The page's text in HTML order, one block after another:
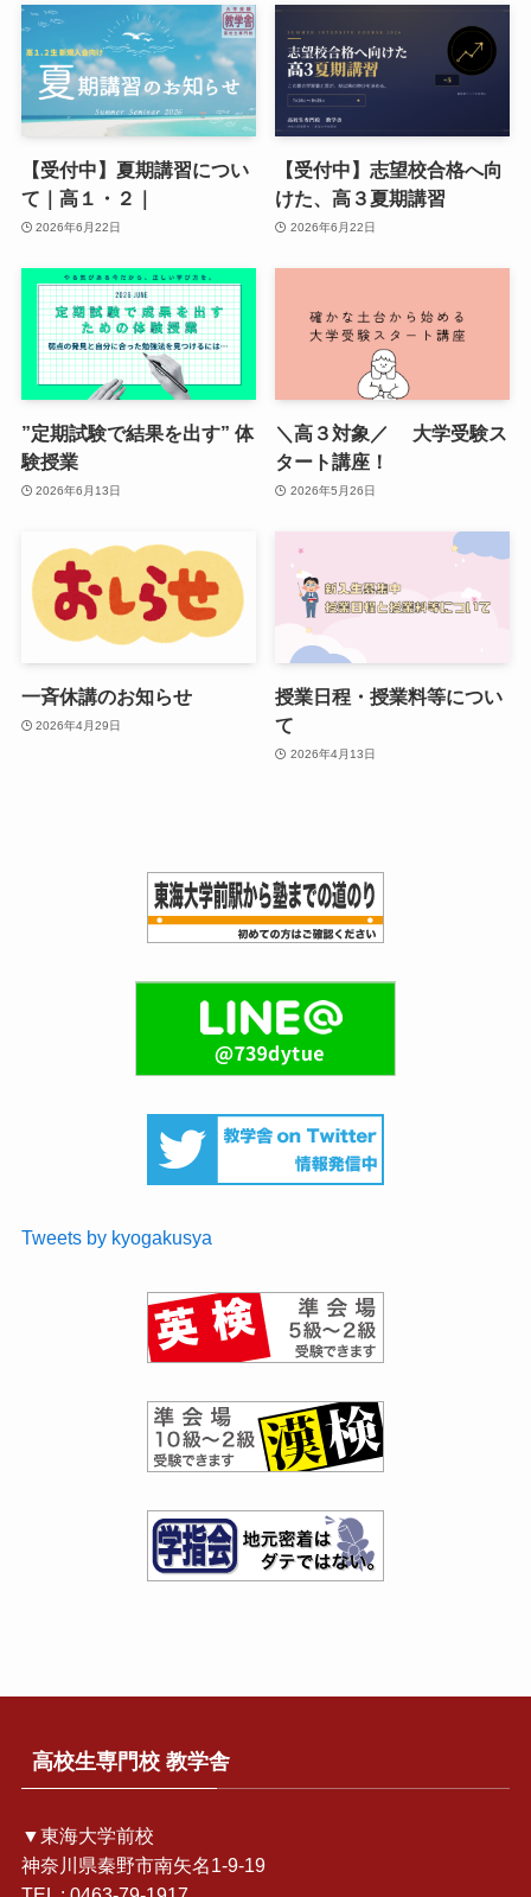
【受付中】夏期講習につい
て｜高１・２｜
2026年6月22日
【受付中】志望校合格へ向
けた、高３夏期講習
2026年6月22日
”定期試験で結果を出す” 体
験授業
2026年6月13日
＼高３対象／ 大学受験ス
タート講座！
2026年5月26日
一斉休講のお知らせ
2026年4月29日
授業日程・授業料等につい
て
2026年4月13日
Tweets by kyogakusya
高校生専門校 教学舎
▼東海大学前校
神奈川県秦野市南矢名1-9-19